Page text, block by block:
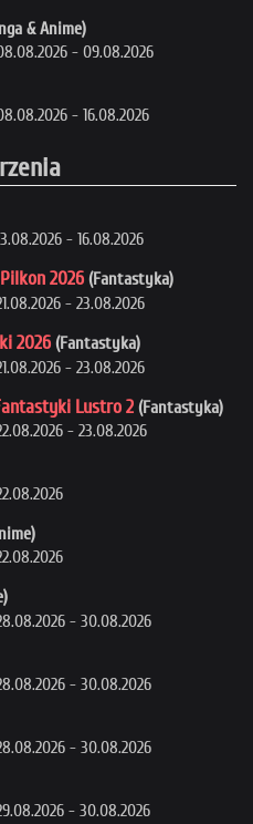
& Anime)
- 09.08.2026
- 16.08.2026
- 16.08.2026
2026 (Fantastyka)
- 23.08.2026
2026 (Fantastyka)
- 23.08.2026
Lustro 2 (Fantastyka)
- 23.08.2026
- 30.08.2026
- 30.08.2026
- 30.08.2026
- 30.08.2026